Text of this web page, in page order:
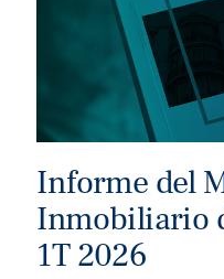
Informe del
Inmobiliario
1T 2026